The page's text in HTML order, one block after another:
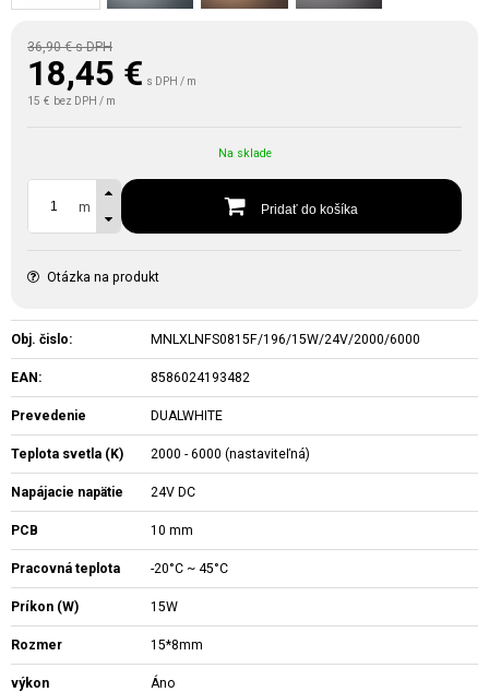
36,90 €s DPH
18,45 € s DPH / m
15 € bez DPH / m
Na sklade
m Pridať do košíka
Otázka na produkt
Obj. čislo: MNLXLNFS0815F/196/15W/24V/2000/6000
EAN: 8586024193482
Prevedenie DUALWHITE
Teplota svetla (K) 2000 - 6000 (nastaviteľná)
Napájacie napätie 24V DC
PCB 10 mm
Pracovná teplota -20°C ~ 45°C
Príkon (W) 15W
Rozmer 15*8mm
výkon Áno